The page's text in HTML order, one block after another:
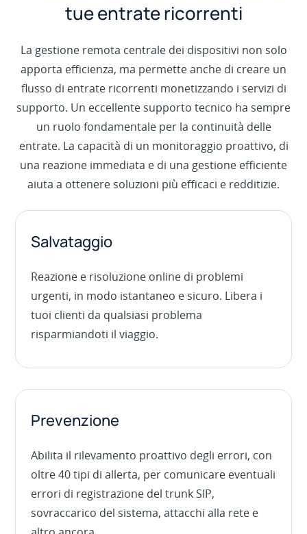
tue entrate ricorrenti
La gestione remota centrale dei dispositivi non solo
apporta efficienza, ma permette anche di creare un
flusso di entrate ricorrenti monetizzando i servizi di
supporto. Un eccellente supporto tecnico ha sempre
un ruolo fondamentale per la continuità delle
entrate. La capacità di un monitoraggio proattivo, di
una reazione immediata e di una gestione efficiente
aiuta a ottenere soluzioni più efficaci e redditizie.
Salvataggio
Reazione e risoluzione online di problemi
urgenti, in modo istantaneo e sicuro. Libera i
tuoi clienti da qualsiasi problema
risparmiandoti il viaggio.
Prevenzione
Abilita il rilevamento proattivo degli errori, con
oltre 40 tipi di allerta, per comunicare eventuali
errori di registrazione del trunk SIP,
sovraccarico del sistema, attacchi alla rete e